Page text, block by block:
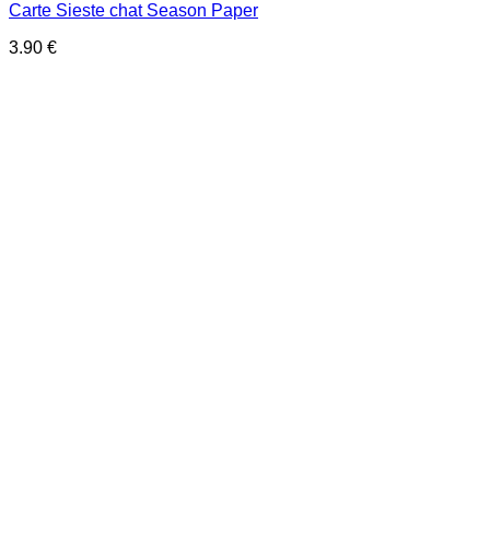
Carte Sieste chat Season Paper
3.90 €